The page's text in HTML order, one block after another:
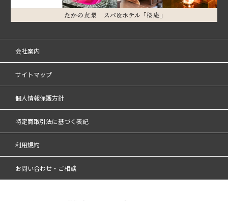
会社案内
サイトマップ
個人情報保護方針
特定商取引法に基づく表記
利用規約
お問い合わせ・ご相談